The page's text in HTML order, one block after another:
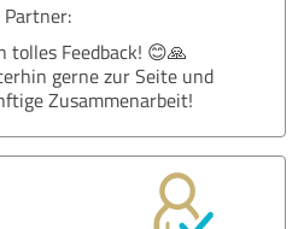
tolles Feedback! 😊🙏
gerne zur Seite und
Zusammenarbeit!